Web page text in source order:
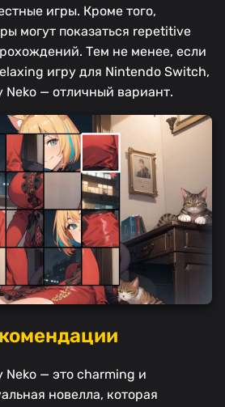
игры. Кроме того,
могут показаться repetitive
Тем не менее, если
игру для Nintendo Switch,
Neko — отличный вариант.
Neko — это charming и
новелла, которая